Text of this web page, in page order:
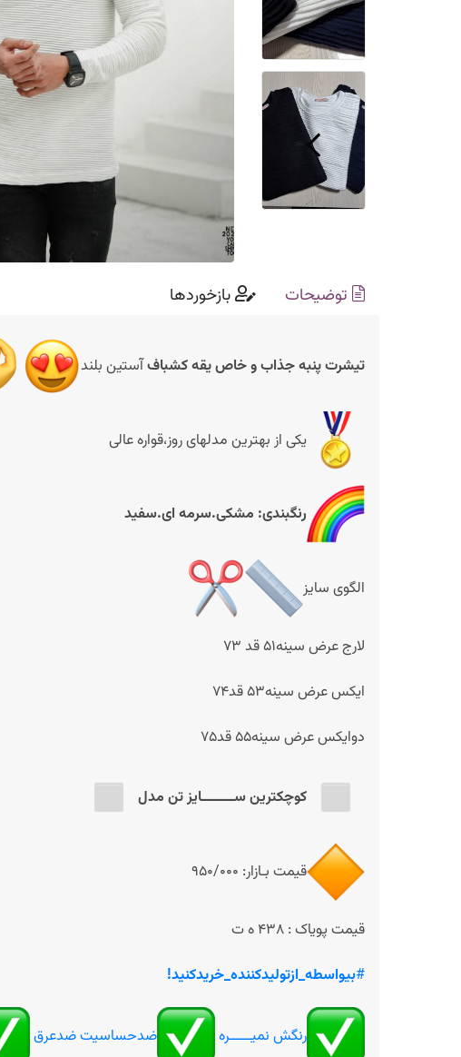
توضیحات بازخوردها
تیشرت پنبه جذاب و خاصیقه کشبافآستین بلند
یکی از بهترین مدلهای روز،قواره عالی
رنگبندی: مشکی.سرمه ای.سفید
الگوی سایز
لارج عرض سینه51 قد 73
ایکس عرض سینه53 قد74
دوایکس عرض سینه55 قد75
کوچکترین ســـــــــایز تن مدل
قیمت بـازار: 950/000
قیمت پویاک : 438 ه ت
#بیواسطه_ازتولیدکننده_خریدکنید!
رنگش نمیــــــره ضدحساسیت ضدعرق